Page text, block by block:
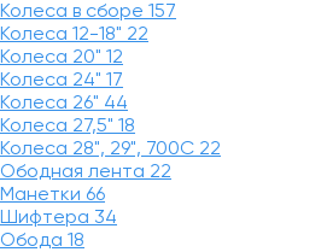
Колеса в сборе 157
Колеса 12-18" 22
Колеса 20" 12
Колеса 24" 17
Колеса 26" 44
Колеса 27,5" 18
Колеса 28", 29", 700С 22
Ободная лента 22
Манетки 66
Шифтера 34
Обода 18